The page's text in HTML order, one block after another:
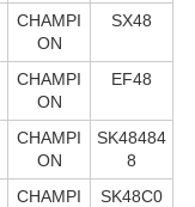
CHAMPI
ON
SX48
CHAMPI
ON
EF48
CHAMPI
ON
SK48484
8
CHAMPI
SK48C0